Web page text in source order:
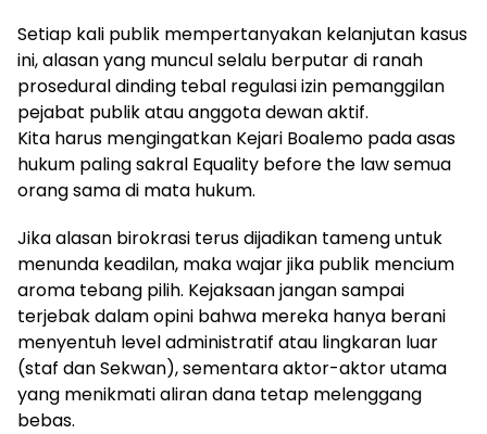
​Setiap kali publik mempertanyakan kelanjutan kasus
ini, alasan yang muncul selalu berputar di ranah
prosedural dinding tebal regulasi izin pemanggilan
pejabat publik atau anggota dewan aktif.
​Kita harus mengingatkan Kejari Boalemo pada asas
hukum paling sakral Equality before the law semua
orang sama di mata hukum.
​Jika alasan birokrasi terus dijadikan tameng untuk
menunda keadilan, maka wajar jika publik mencium
aroma tebang pilih. Kejaksaan jangan sampai
terjebak dalam opini bahwa mereka hanya berani
menyentuh level administratif atau lingkaran luar
(staf dan Sekwan), sementara aktor-aktor utama
yang menikmati aliran dana tetap melenggang
bebas.